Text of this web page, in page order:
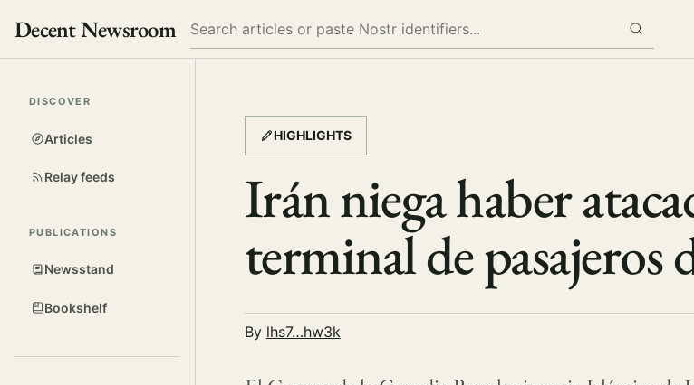
Decent Newsroom Search
DISCOVER
Articles
Relay feeds
PUBLICATIONS
Newsstand
Bookshelf
HIGHLIGHTS
Irán niega haber
terminal de pasajeros
By lhs7…hw3k